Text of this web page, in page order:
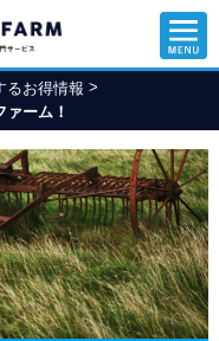
るお得情報 >
ーム！